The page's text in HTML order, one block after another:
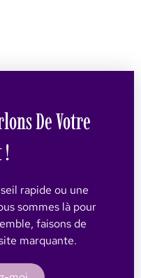
De Votre
!
rapide ou une
sommes là pour
faisons de
marquante.